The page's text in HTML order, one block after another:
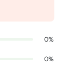
0%
0%